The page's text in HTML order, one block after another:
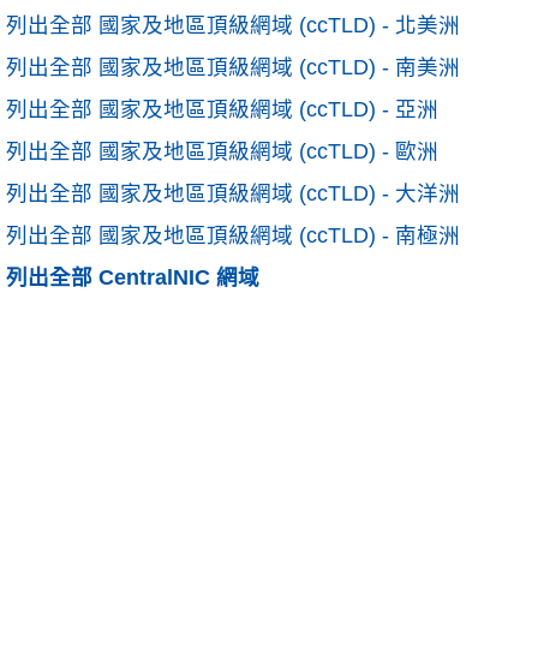
列出全部 國家及地區頂級網域 (ccTLD) - 北美洲
列出全部 國家及地區頂級網域 (ccTLD) - 南美洲
列出全部 國家及地區頂級網域 (ccTLD) - 亞洲
列出全部 國家及地區頂級網域 (ccTLD) - 歐洲
列出全部 國家及地區頂級網域 (ccTLD) - 大洋洲
列出全部 國家及地區頂級網域 (ccTLD) - 南極洲
列出全部 CentralNIC 網域